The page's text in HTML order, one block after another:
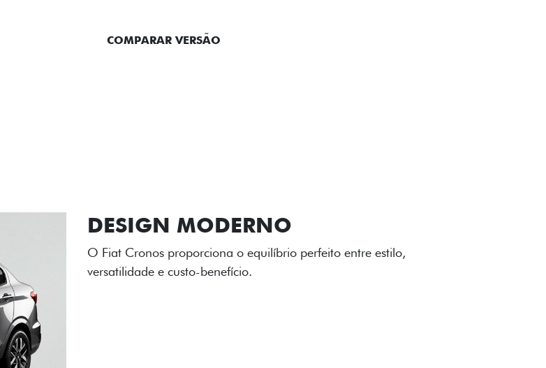
COMPARAR VERSÃO
RODAS DE LIGA-LEVE
As rodas de liga leve com desenho dinâmico e acabamento
diamantado elevam o estilo do Fiat Cronos, trazendo mais